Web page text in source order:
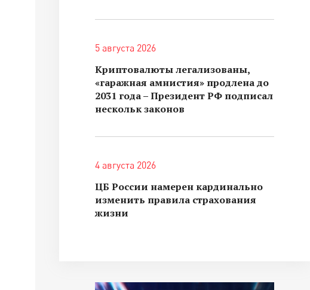
5 августа 2026
Криптовалюты легализованы,
«гаражная амнистия» продлена до
2031 года – Президент РФ подписал
нескольк законов
4 августа 2026
ЦБ России намерен кардинально
изменить правила страхования
жизни